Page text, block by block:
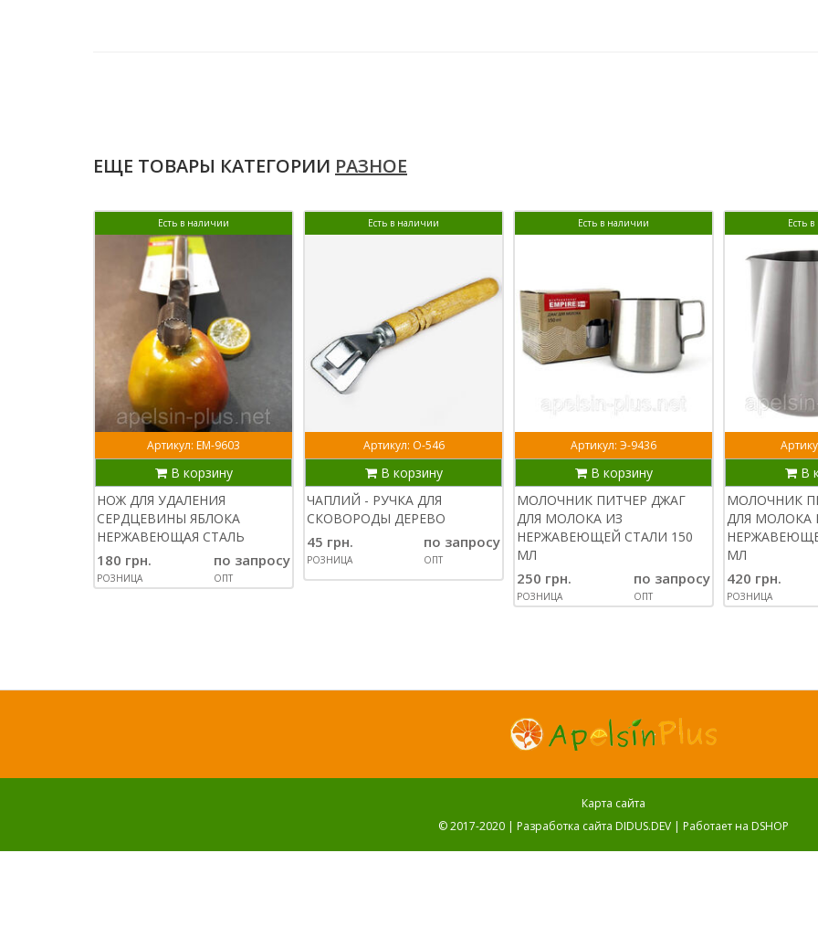
ЕЩЕ ТОВАРЫ КАТЕГОРИИ РАЗНОЕ
Есть в наличии
Артикул: ЕМ-9603
В корзину
НОЖ ДЛЯ УДАЛЕНИЯ
СЕРДЦЕВИНЫ ЯБЛОКА
НЕРЖАВЕЮЩАЯ СТАЛЬ
180 грн.
РОЗНИЦА
по запросу
ОПТ
Есть в наличии
Артикул: О-546
В корзину
ЧАПЛИЙ - РУЧКА ДЛЯ
СКОВОРОДЫ ДЕРЕВО
45 грн.
РОЗНИЦА
по запросу
ОПТ
Есть в наличии
Артикул: Э-9436
В корзину
МОЛОЧНИК ПИТЧЕР ДЖАГ
ДЛЯ МОЛОКА ИЗ
НЕРЖАВЕЮЩЕЙ СТАЛИ 150
МЛ
250 грн.
РОЗНИЦА
по запросу
ОПТ
Есть
В
МОЛОЧНИК
ДЛЯ МОЛОКА
МЛ
420 грн.
РОЗНИЦА
Карта сайта
© 2017-2020 | Разработка сайта DIDUS.DEV | Работает на DSHOP